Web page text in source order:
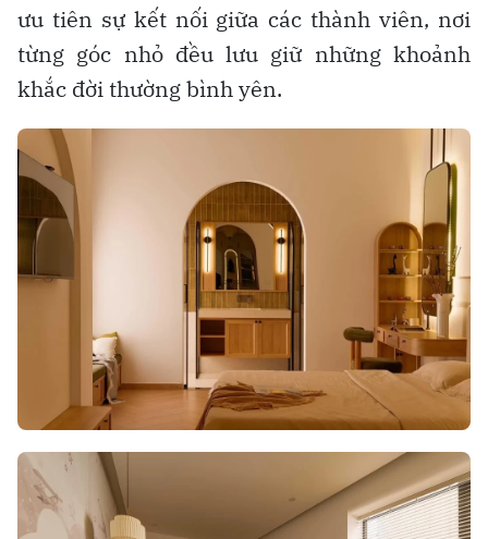
ưu tiên sự kết nối giữa các thành viên, nơi
từng góc nhỏ đều lưu giữ những khoảnh
khắc đời thường bình yên.